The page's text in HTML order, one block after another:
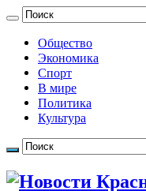
Общество
Экономика
Спорт
В мире
Политика
Культура